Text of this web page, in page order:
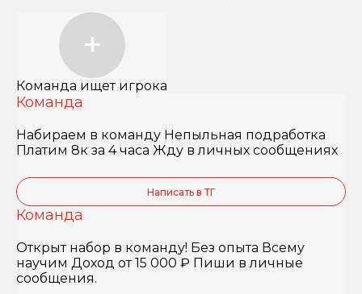
Команда ищет игрока
Команда
Набираем в команду Непыльная подработка
Платим 8к за 4 часа Жду в личных сообщениях
Написать в ТГ
Команда
Открыт набор в команду! Без опыта Всему
научим Доход от 15 000 ₽ Пиши в личные
сообщения.